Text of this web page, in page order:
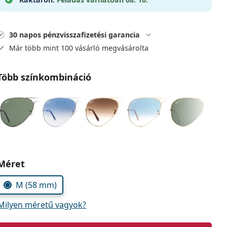
30 napos pénzvisszafizetési garancia
Már több mint 100 vásárló megvásárolta
színkombináció
M (58 mm)
méretű vagyok?